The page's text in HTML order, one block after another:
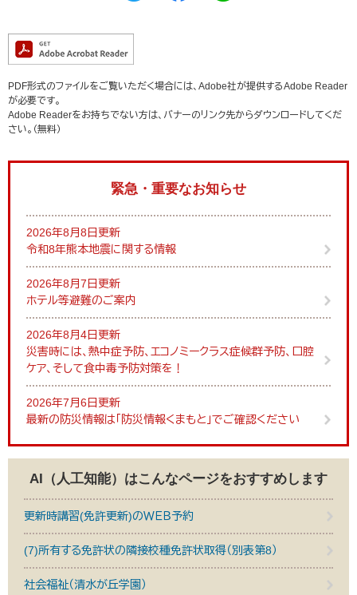
PDF形式のファイルをご覧いただく場合には、Adobe社が提供するAdobe Reader
が必要です。
Adobe Readerをお持ちでない方は、バナーのリンク先からダウンロードしてくだ
さい。（無料）
緊急・重要なお知らせ
2026年8月8日更新
令和8年熊本地震に関する情報
2026年8月7日更新
ホテル等避難のご案内
2026年8月4日更新
災害時には、熱中症予防、エコノミークラス症候群予防、口腔
ケア、そして食中毒予防対策を！
2026年7月6日更新
最新の防災情報は「防災情報くまもと」でご確認ください
AI（人工知能）はこんなページをおすすめします
更新時講習(免許更新)のＷＥＢ予約
(7)所有する免許状の隣接校種免許状取得（別表第8）
社会福祉（清水が丘学園）